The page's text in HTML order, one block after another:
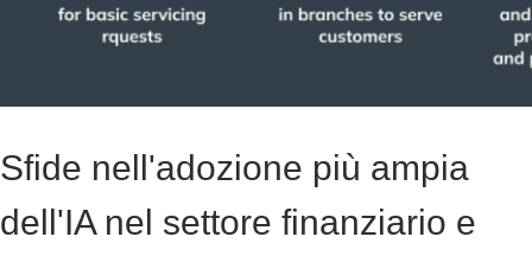
Sfide nell'adozione più ampia
dell'IA nel settore finanziario e